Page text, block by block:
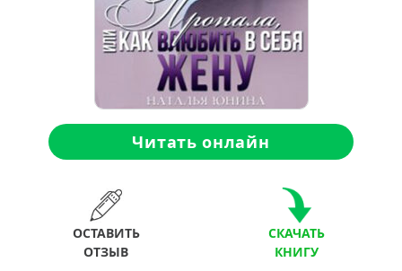
Читать онлайн
ОСТАВИТЬ
ОТЗЫВ
СКАЧАТЬ
КНИГУ